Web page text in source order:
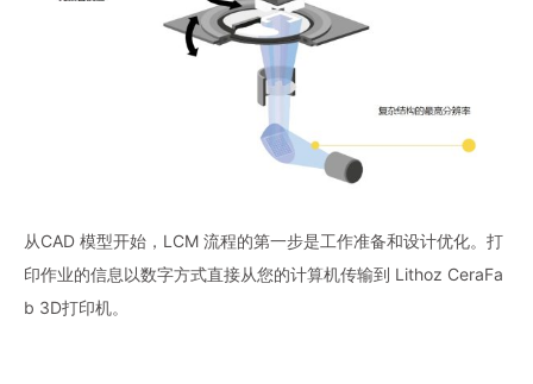
从CAD 模型开始，LCM 流程的第一步是工作准备和设计优化。打
印作业的信息以数字方式直接从您的计算机传输到 Lithoz CeraFa
b 3D打印机。